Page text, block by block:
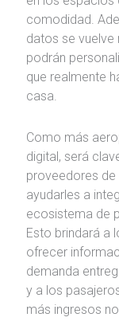
comodidad.
datos se vuelve
podrán
que realmente
casa.
Como más
digital, será
proveedores de
ayudarles a
ecosistema de
Esto brindará a
ofrecer
demanda
y a los
más ingresos